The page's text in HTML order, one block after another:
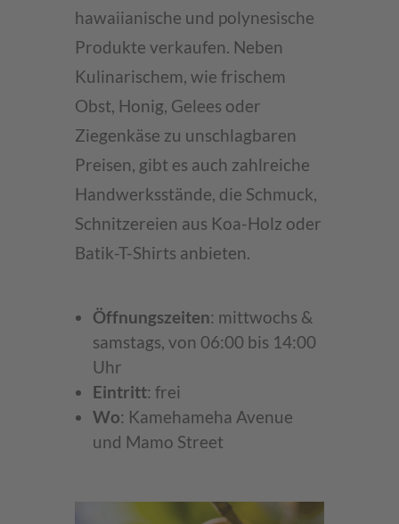
hawaiianische und polynesische
Produkte verkaufen. Neben
Kulinarischem, wie frischem
Obst, Honig, Gelees oder
Ziegenkäse zu unschlagbaren
Preisen, gibt es auch zahlreiche
Handwerksstände, die Schmuck,
Schnitzereien aus Koa-Holz oder
Batik-T-Shirts anbieten.
Öffnungszeiten: mittwochs &
samstags, von 06:00 bis 14:00
Uhr
Eintritt: frei
Wo: Kamehameha Avenue
und Mamo Street